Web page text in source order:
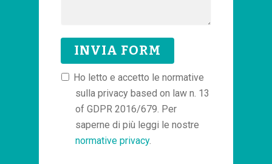
Ho letto e accetto le normative
sulla privacy based on law n. 13
of GDPR 2016/679. Per
saperne di più leggi le nostre
normative privacy.